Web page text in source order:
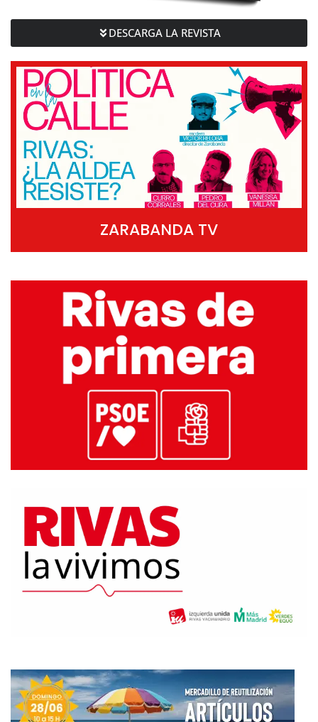
DESCARGA LA REVISTA
ZARABANDA TV